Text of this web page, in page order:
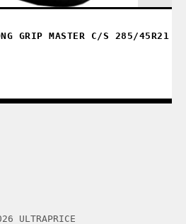
GRIP MASTER C/S 285/45R21
ULTRAPRICE